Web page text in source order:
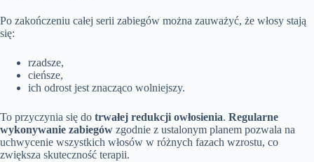
Po zakończeniu całej serii zabiegów można zauważyć, że włosy stają
się:
rzadsze,
cieńsze,
ich odrost jest znacząco wolniejszy.
To przyczynia się do trwałej redukcji owłosienia. Regularne
wykonywanie zabiegów zgodnie z ustalonym planem pozwala na
uchwycenie wszystkich włosów w różnych fazach wzrostu, co
zwiększa skuteczność terapii.